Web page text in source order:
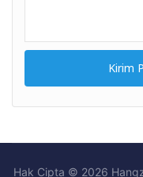
Kirim
Hak Cipta © 2026